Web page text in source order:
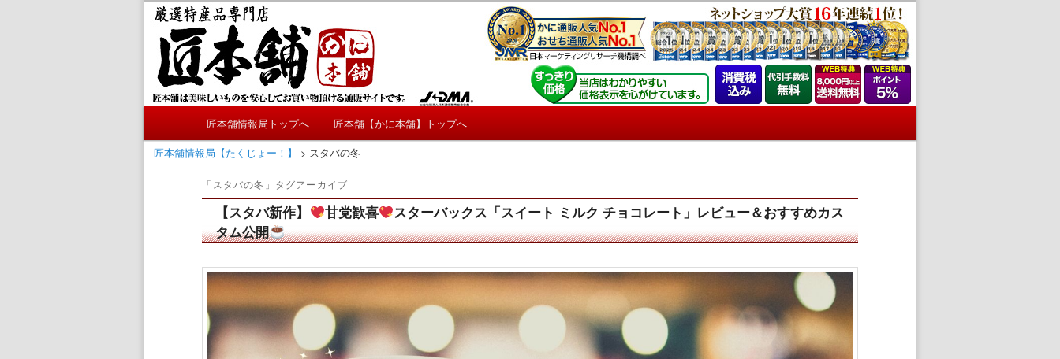
匠本舗情報局【たくじょー！】
かにやおせちについてのおもしろ情報や興味深い記事をお届けします。
ン
メ
ン
コ
ン
テ
サ
コ
ン
テ
ン
匠本舗情報局トップへ
匠本舗【かに本舗】トップへ
匠本舗情報局【たくじょー！】
> スタバの冬
「 スタバの冬 」タグアーカイブ
【スタバ新作】 甘党歓喜
スターバックス「スイート ミルク チョコレート」レビュー＆おすすめカス
タム公開